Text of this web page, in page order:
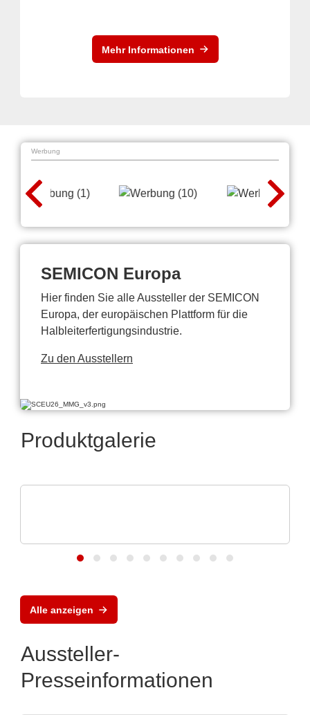
Mehr Informationen
Werbung
SEMICON Europa
Hier finden Sie alle Aussteller der SEMICON
Europa, der europäischen Plattform für die
Halbleiterfertigungsindustrie.
Zu den Ausstellern
Produktgalerie
Alle anzeigen
Aussteller-
Presseinformationen